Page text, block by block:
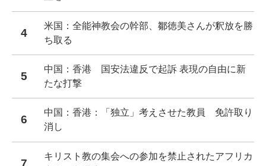
4
米国：全能神教会の幹部、鄒徳美さんが釈放を勝
ち取る
5
中国：香港 国安法違反で起訴 表現の自由に新
たな打撃
6
中国：香港：「独立」考えさせた教員 免許取り
消し
7
キリスト教の集会への参加を禁止されたアフリカ